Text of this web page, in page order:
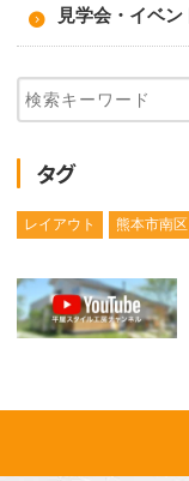
見学会・イベン
タグ
レイアウト 熊本市南区